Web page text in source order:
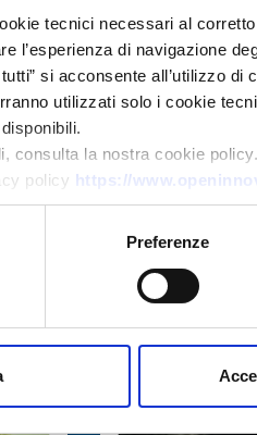
tecnici necessari al
l’esperienza di navigazione
si acconsente all’utilizzo
utilizzati solo i cookie
consulta la nostra cookie policy.
policy https://
Preferenze
Offerta di
Biopsia
ID EEN:
Scade il